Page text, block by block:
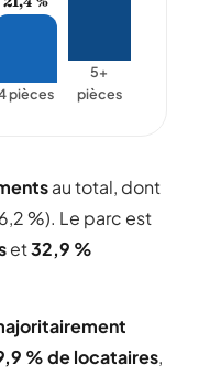
pièces
5+
pièces
au total, dont
%). Le parc est
et32,9 %
% de locataires,